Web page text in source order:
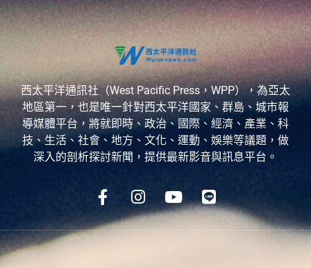
西太平洋通訊社（West Pacific Press，WPP），為亞太
地區第一，也是唯一針對西太平洋國家、群島、城市報
導媒體平台，將就即時、政治、國際、經濟、產業、科
技、生活、社會、地方、文化、運動、娛樂等議題，做
深入的剖析探討新聞，提供最新影音與訊息平台。